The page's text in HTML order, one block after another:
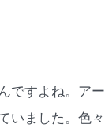
ですよね。ア
いました。色